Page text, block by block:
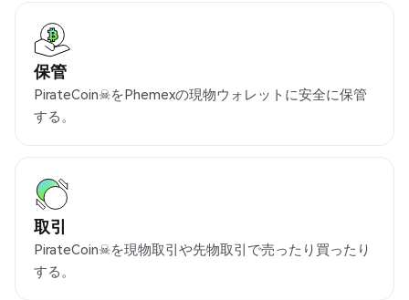
保管
PirateCoin☠をPhemexの現物ウォレットに安全に保管
する。
取引
PirateCoin☠を現物取引や先物取引で売ったり買ったり
する。